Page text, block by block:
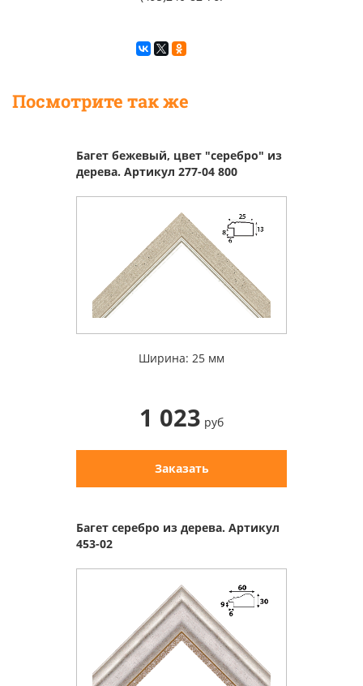
Посмотрите так же
Багет бежевый, цвет "серебро" из
дерева. Артикул 277-04 800
Ширина: 25 мм
1 023 руб
Заказать
Багет серебро из дерева. Артикул
453-02